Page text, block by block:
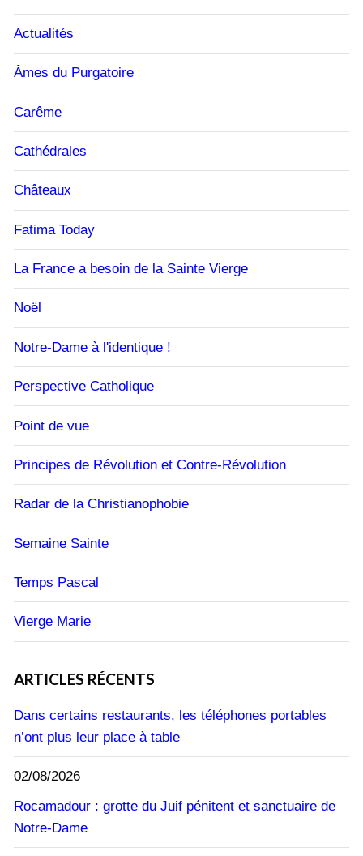
Actualités
Âmes du Purgatoire
Carême
Cathédrales
Châteaux
Fatima Today
La France a besoin de la Sainte Vierge
Noël
Notre-Dame à l'identique !
Perspective Catholique
Point de vue
Principes de Révolution et Contre-Révolution
Radar de la Christianophobie
Semaine Sainte
Temps Pascal
Vierge Marie
ARTICLES RÉCENTS
Dans certains restaurants, les téléphones portables
n’ont plus leur place à table
02/08/2026
Rocamadour : grotte du Juif pénitent et sanctuaire de
Notre-Dame